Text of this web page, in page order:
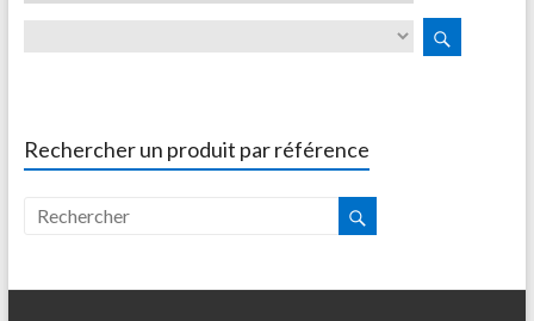
Rechercher un produit par référence